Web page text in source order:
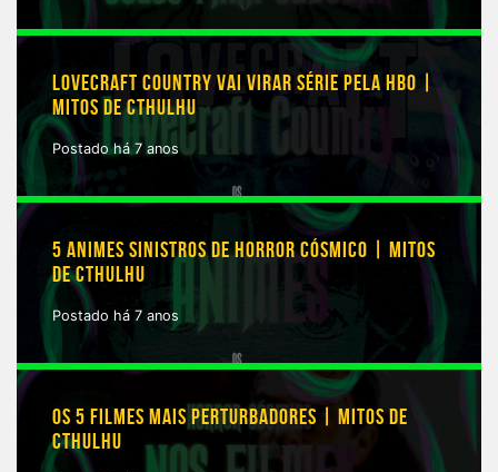
LOVECRAFT COUNTRY VAI VIRAR SÉRIE PELA HBO |
MITOS DE CTHULHU
Postado há 7 anos
5 ANIMES SINISTROS DE HORROR CÓSMICO | MITOS
DE CTHULHU
Postado há 7 anos
OS 5 FILMES MAIS PERTURBADORES | MITOS DE
CTHULHU